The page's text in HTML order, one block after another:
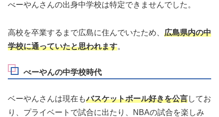
べーやんさんの出身中学校は特定できませんでした。
高校を卒業するまで広島に住んでいたため、 広島県内の中
学校に通っていたと思われます。
べーやんの中学校時代
ベーやんさんは現在もバスケットボール好きを公言してお
り、プライベートで試合に出たり、NBAの試合を楽しみ